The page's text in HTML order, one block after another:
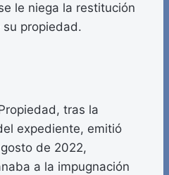
le niega la restitución
propiedad.
tras la
expediente, emitió
de 2022,
a la impugnación